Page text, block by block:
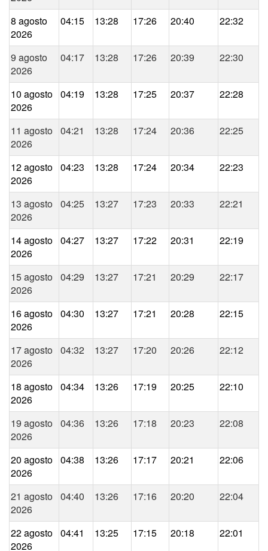
8 agosto
2026
04:15 13:28 17:26 20:40 22:32
9 agosto
2026
04:17 13:28 17:26 20:39 22:30
10 agosto
2026
04:19 13:28 17:25 20:37 22:28
11 agosto
2026
04:21 13:28 17:24 20:36 22:25
12 agosto
2026
04:23 13:28 17:24 20:34 22:23
13 agosto
2026
04:25 13:27 17:23 20:33 22:21
14 agosto
2026
04:27 13:27 17:22 20:31 22:19
15 agosto
2026
04:29 13:27 17:21 20:29 22:17
16 agosto
2026
04:30 13:27 17:21 20:28 22:15
17 agosto
2026
04:32 13:27 17:20 20:26 22:12
18 agosto
2026
04:34 13:26 17:19 20:25 22:10
19 agosto
2026
04:36 13:26 17:18 20:23 22:08
20 agosto
2026
04:38 13:26 17:17 20:21 22:06
21 agosto
2026
04:40 13:26 17:16 20:20 22:04
22 agosto
2026
04:41 13:25 17:15 20:18 22:01